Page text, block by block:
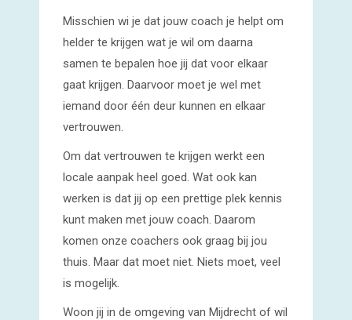
Misschien wi je dat jouw coach je helpt om
helder te krijgen wat je wil om daarna
samen te bepalen hoe jij dat voor elkaar
gaat krijgen. Daarvoor moet je wel met
iemand door één deur kunnen en elkaar
vertrouwen.
Om dat vertrouwen te krijgen werkt een
locale aanpak heel goed. Wat ook kan
werken is dat jij op een prettige plek kennis
kunt maken met jouw coach. Daarom
komen onze coachers ook graag bij jou
thuis. Maar dat moet niet. Niets moet, veel
is mogelijk.
Woon jij in de omgeving van Mijdrecht of wil